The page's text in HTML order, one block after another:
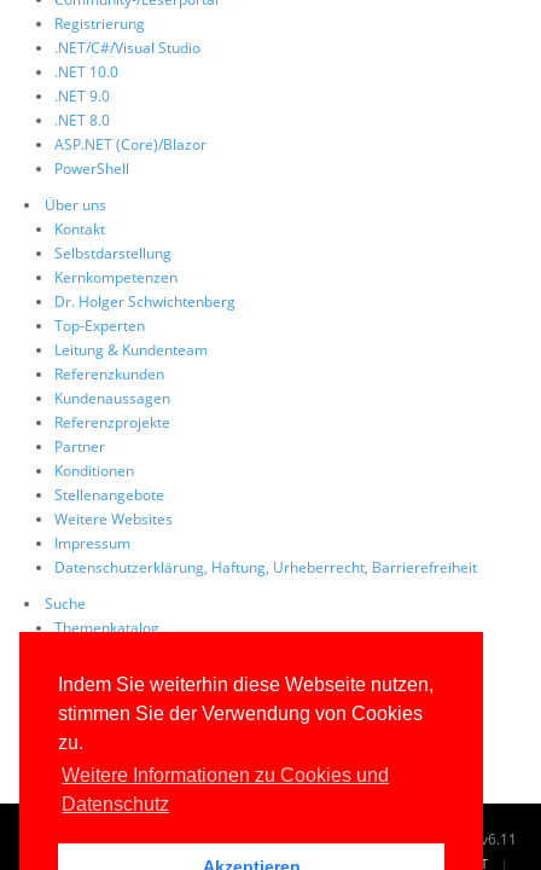
Indem Sie weiterhin diese Webseite nutzen,
stimmen Sie der Verwendung von Cookies
zu.
Weitere Informationen zu Cookies und
Datenschutz
Registrierung
.NET/C#/Visual Studio
.NET 10.0
.NET 9.0
.NET 8.0
ASP.NET (Core)/Blazor
PowerShell
Über uns
Kontakt
Selbstdarstellung
Kernkompetenzen
Dr. Holger Schwichtenberg
Top-Experten
Leitung & Kundenteam
Referenzkunden
Kundenaussagen
Referenzprojekte
Partner
Konditionen
Stellenangebote
Weitere Websites
Impressum
Datenschutzerklärung, Haftung, Urheberrecht, Barrierefreiheit
Suche
Themenkatalog
Volltextsuche
FAQs
© 1996-2026www.IT-Visions.de-Dr. Holger Schwichtenberg v6.11
TAG CLOUD KONTAKT